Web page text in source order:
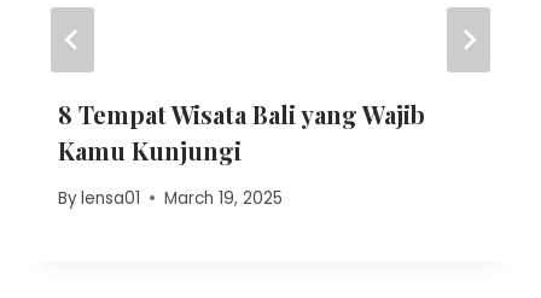
8 Tempat Wisata Bali yang Wajib
Kamu Kunjungi
Bylensa01 March 19, 2025